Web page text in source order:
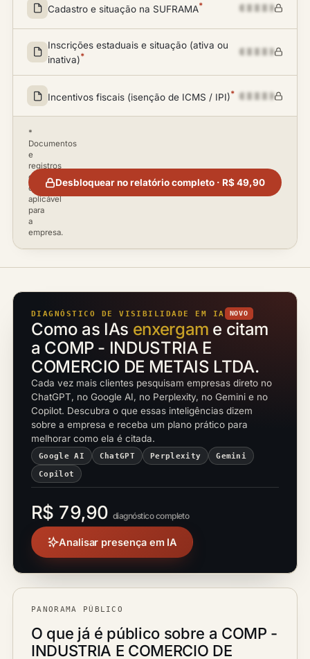
Cadastro e situação na SUFRAMA*
Inscrições estaduais e situação (ativa ou
inativa)*
Incentivos fiscais (isenção de ICMS / IPI)*
*
Documentos
e
registros
disponíveis
conforme
aplicável
para
a
empresa.
Desbloquear no relatório completo · R$ 49,90
DIAGNÓSTICO DE VISIBILIDADE EM IA NOVO
Como as IAs enxergam e citam
a COMP - INDUSTRIA E
COMERCIO DE METAIS LTDA.
Cada vez mais clientes pesquisam empresas direto no
ChatGPT, no Google AI, no Perplexity, no Gemini e no
Copilot. Descubra o que essas inteligências dizem
sobre a empresa e receba um plano prático para
melhorar como ela é citada.
Google AI ChatGPT Perplexity Gemini
Copilot
R$ 79,90 diagnóstico completo
Analisar presença em IA
PANORAMA PÚBLICO
O que já é público sobre a COMP -
INDUSTRIA E COMERCIO DE